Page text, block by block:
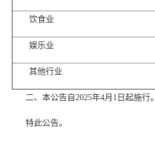
饮食业
娱乐业
其他行业
二、本公告自2025年4月1日起施行。
特此公告。